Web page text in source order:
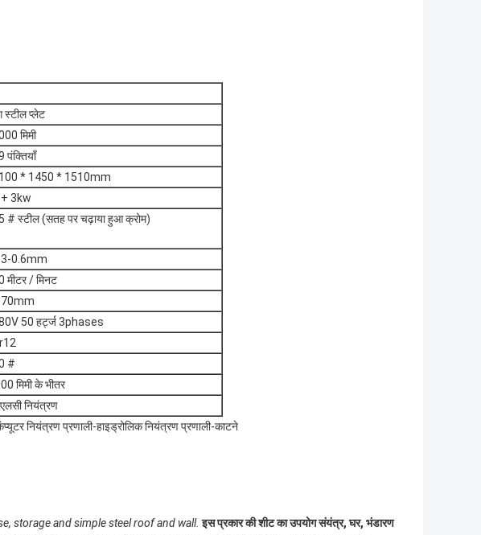
स्टील प्लेट
मिमी
पंक्तियाँ
* 1450 * 1510mm
3kw
# स्टील (सतह पर चढ़ाया हुआ क्रोम)
0.6mm
मीटर / मिनट
50 हर्ट्ज 3phases
#
मिमी के भीतर
नियंत्रण
नियंत्रण प्रणाली-हाइड्रोलिक नियंत्रण प्रणाली-काटने
storage and simple steel roof and wall. इस प्रकार की शीट का उपयोग संयंत्र, घर, भंडारण